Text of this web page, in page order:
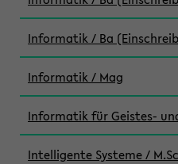
Informatik / Ba
Informatik / Mag
Informatik für Geistes-
Intelligente Systeme /